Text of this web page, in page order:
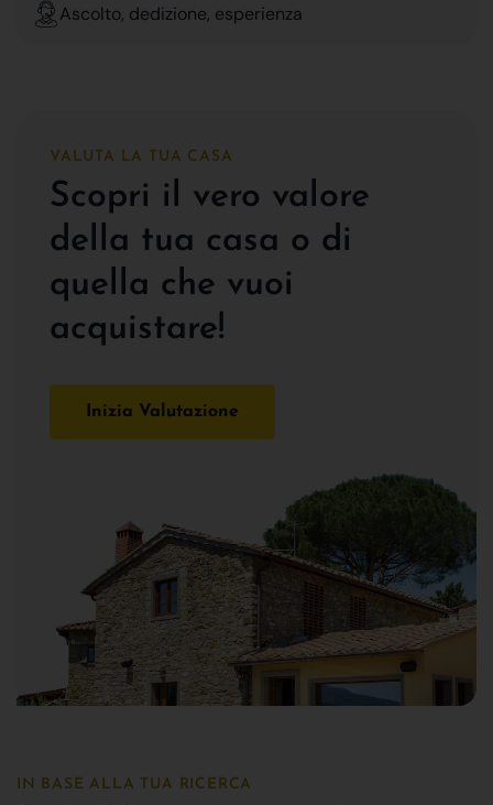
Ascolto, dedizione, esperienza
VALUTA LA TUA CASA
Scopri il vero valore
della tua casa o di
quella che vuoi
acquistare!
Inizia Valutazione
IN BASE ALLA TUA RICERCA